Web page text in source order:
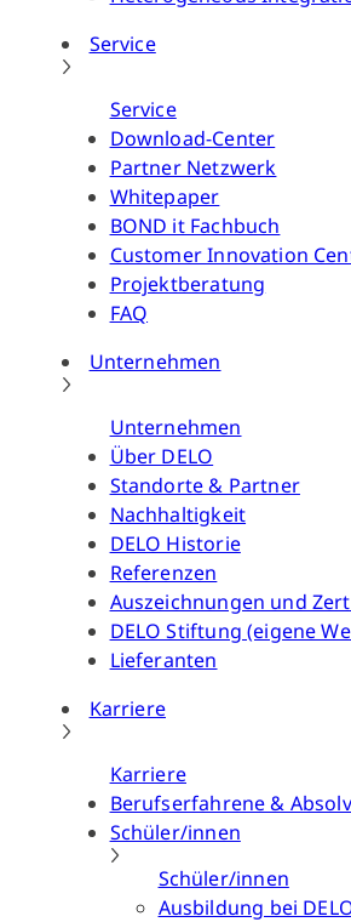
Service
Service
Download-Center
Partner Netzwerk
Whitepaper
BOND it Fachbuch
Customer Innovation
Projektberatung
FAQ
Unternehmen
Unternehmen
Über DELO
Standorte & Partner
Nachhaltigkeit
DELO Historie
Referenzen
Auszeichnungen und
DELO Stiftung (eigene
Lieferanten
Karriere
Karriere
Berufserfahrene &
Schüler/innen
Schüler/innen
Ausbildung bei